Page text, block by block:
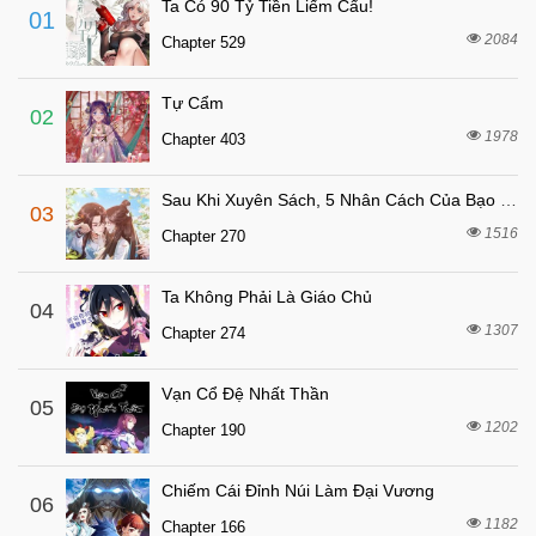
Chapter 102
Chapter 101
Chapter 100
Chapter 99
Chapter 98
Chapter 97
Chapter 96 7 tháng trước
Chapter 95 7 tháng trước
Chapter 94
Chapter 93 7 tháng trước
Chapter 92
Chapter 91 7 tháng trước
Chapter 90
01
Ta Có 90 Tỷ Tiền Liếm Cẩu!
Chapter 529 2084
02
Tự Cẩm
Chapter 403 1978
03
Chapter 270 1516
04
Ta Không Phải Là Giáo Chủ
Chapter 274 1307
05
Vạn Cổ Đệ Nhất Thần
Chapter 190 1202
06
Chiếm Cái Đỉnh Núi Làm Đại Vương
Chapter 166 1182